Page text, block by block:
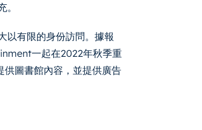
以有限的身份訪問。據報
一起在2022年秋季重
供圖書館內容，並提供廣告